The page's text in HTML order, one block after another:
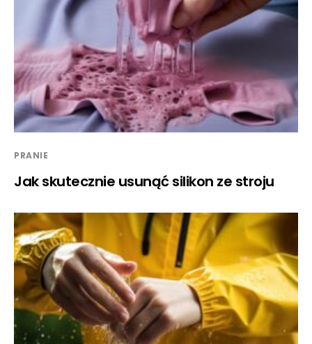
PRANIE
Jak skutecznie usunąć silikon ze stroju